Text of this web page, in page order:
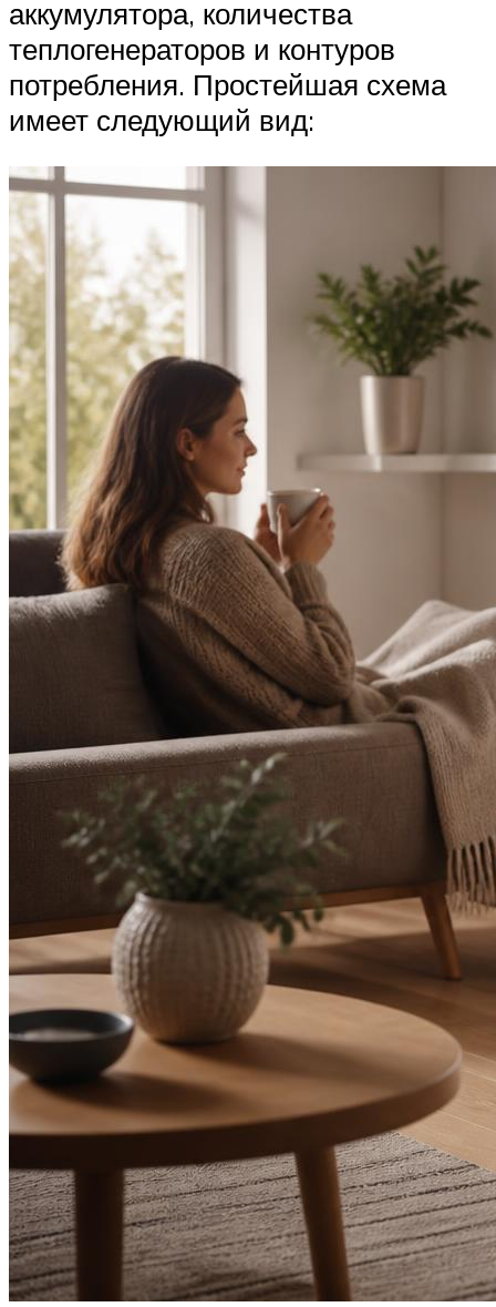
аккумулятора, количества
теплогенераторов и контуров
потребления. Простейшая схема
имеет следующий вид: